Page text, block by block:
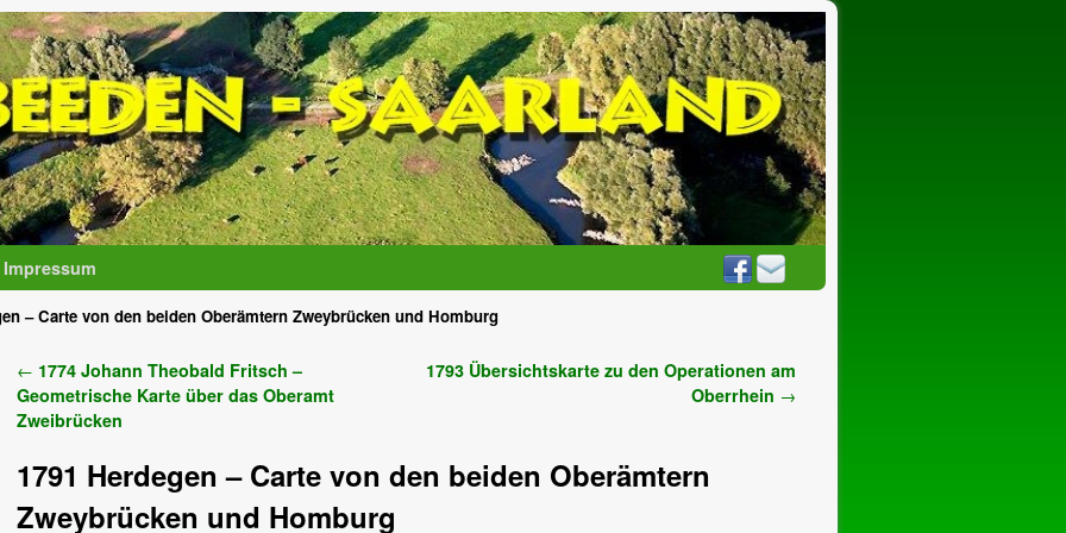
Impressum
– Carte von den beiden Oberämtern Zweybrücken und Homburg
Artikelnavigation
← 1774 Johann Theobald Fritsch –
Geometrische Karte über das Oberamt
Zweibrücken
1793 Übersichtskarte zu den Operationen am
Oberrhein →
1791 Herdegen – Carte von den beiden Oberämtern
Zweybrücken und Homburg